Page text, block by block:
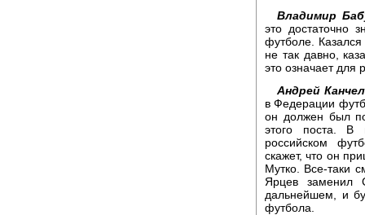
Владимир
это достаточно
футболе.
не так давно,
это означает для
Андрей
в Федерации
он должен был
этого поста. В
российском
скажет, что он
Мутко. Все-таки
Ярцев
дальнейшем, и
футбола.